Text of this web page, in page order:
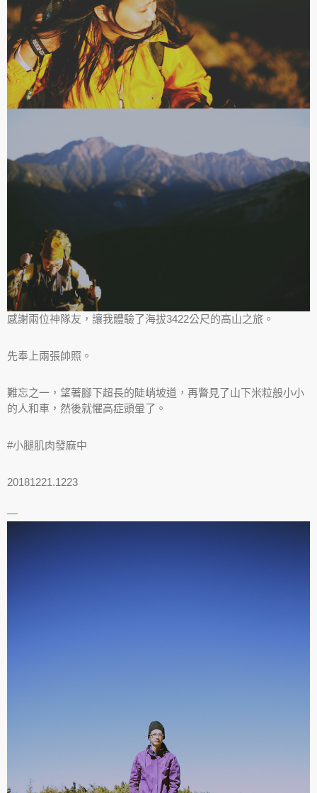
感謝兩位神隊友，讓我體驗了海拔3422公尺的高山之旅。
先奉上兩張帥照。
難忘之一，望著腳下超長的陡峭坡道，再瞥見了山下米粒般小小
的人和車，然後就懼高症頭暈了。
#小腿肌肉發麻中
20181221.1223
—